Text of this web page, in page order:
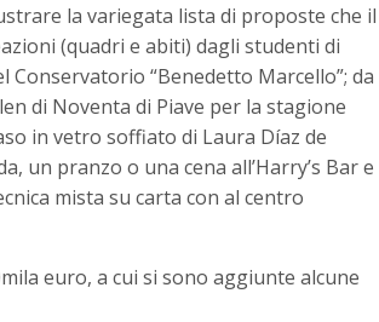
la variegata lista di proposte che il
(quadri e abiti) dagli studenti di
Conservatorio “Benedetto Marcello”; da
di Noventa di Piave per la stagione
in vetro soffiato di Laura Díaz de
un pranzo o una cena all’Harry’s Bar e
mista su carta con al centro
euro, a cui si sono aggiunte alcune